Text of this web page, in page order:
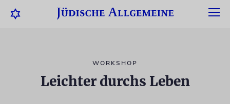
WORKSHOP
Leichter durchs Leben